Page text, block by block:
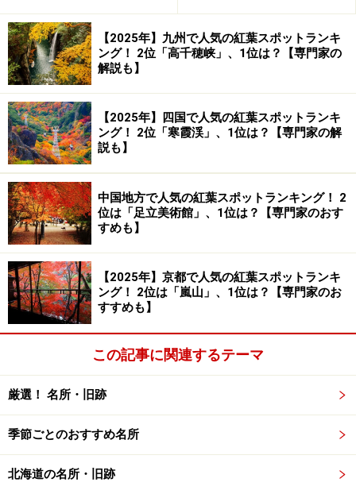
点として城を引き継ぎました。
特に松平氏は、徳川家康の孫にあたる松平直政から始ま
り、明治維新の廃藩置県に至るまで230年以上にわたっ
て松江を治めました。特に七代藩主 松平治郷（はるさ
と）は、不味公（ふまいこう）と呼ばれ、茶道や和菓子
など松江の文化に大きな影響を残しています。
2001年に復元された南櫓、中櫓とその奥に見える天守閣
（2008年3月撮影）
の廃城令の時も地元の有志が守ったことで、現代に無事
引き継がれました。現在は国の重要文化財として保護さ
その後、廃城令の折に壊されてしまった南櫓、中櫓、太
鼓櫓が1世紀以上の時を経て2001年に復元され、お濠端
【2025年】九州で人気の紅葉スポットランキ
ング！ 2位「高千穂峡」、1位は？【専門家の
解説も】
【2025年】四国で人気の紅葉スポットランキ
ング！ 2位「寒霞渓」、1位は？【専門家の解
説も】
中国地方で人気の紅葉スポットランキング！ 2
位は「足立美術館」、1位は？【専門家のおす
すめも】
【2025年】京都で人気の紅葉スポットランキ
ング！ 2位は「嵐山」、1位は？【専門家のお
すすめも】
この記事に関連するテーマ
厳選！ 名所・旧跡
季節ごとのおすすめ名所
北海道の名所・旧跡